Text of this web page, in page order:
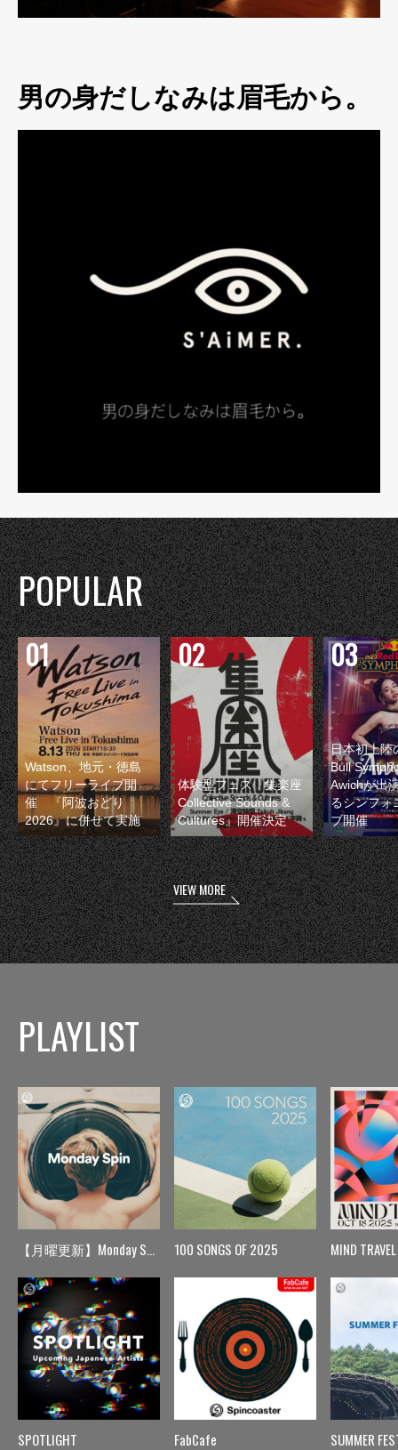
男の身だしなみは眉毛から。
POPULAR
Watson、地元・徳島
にてフリーライブ開
催 『阿波おどり
2026』に併せて実施
体験型フェス『集楽座
Collective Sounds &
Cultures』開催決定
日本初上陸
Bull
Awichが出
るシンフォ
ブ開催
VIEW MORE
PLAYLIST
【月曜更新】Monday Spin
SPOTLIGHT
100 SONGS OF 2025
FabCafe
MIND TRAVEL
SUMMER